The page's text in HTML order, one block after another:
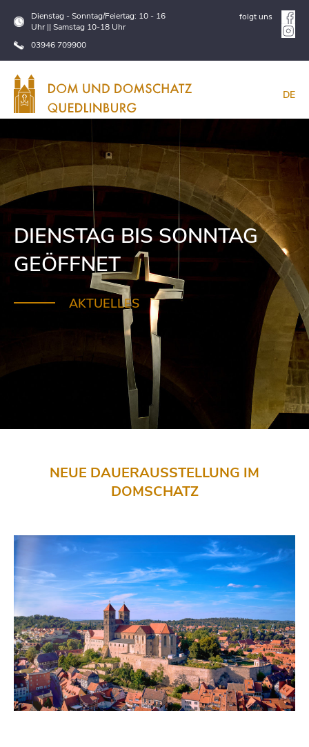
Dienstag - Sonntag/Feiertag: 10 - 16
Uhr || Samstag 10-18 Uhr
03946 709900
folgt uns
DE
DIENSTAG BIS SONNTAG
GEÖFFNET
AKTUELLES
NEUE DAUERAUSSTELLUNG IM
DOMSCHATZ